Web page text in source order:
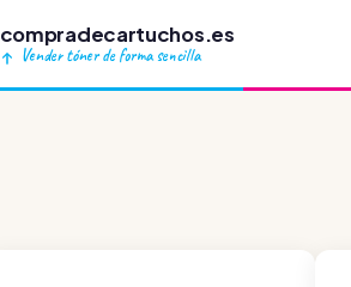
compradecartuchos.es
Vender tóner de forma sencilla